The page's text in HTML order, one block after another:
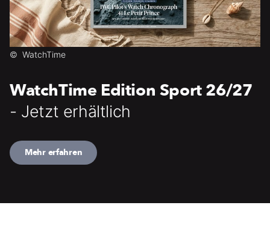
© WatchTime
WatchTime Edition Sport 26/27
- Jetzt erhältlich
Mehr erfahren